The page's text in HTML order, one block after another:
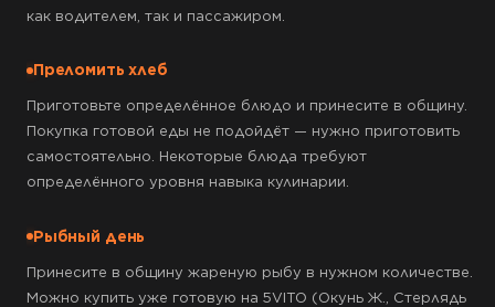
как водителем, так и пассажиром.
Преломить хлеб
Приготовьте определённое блюдо и принесите в общину.
Покупка готовой еды не подойдёт — нужно приготовить
самостоятельно. Некоторые блюда требуют
определённого уровня навыка кулинарии.
Рыбный день
Принесите в общину жареную рыбу в нужном количестве.
Можно купить уже готовую на 5VITO (Окунь Ж., Стерлядь